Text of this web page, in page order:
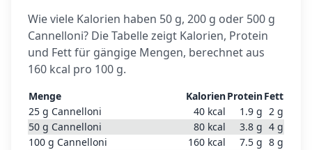
Wie viele Kalorien haben 50 g, 200 g oder 500 g
Cannelloni? Die Tabelle zeigt Kalorien, Protein
und Fett für gängige Mengen, berechnet aus
160 kcal pro 100 g.
Menge KalorienProteinFett
25 g Cannelloni 40 kcal 1.9 g 2 g
50 g Cannelloni 80 kcal 3.8 g 4 g
100 g Cannelloni 160 kcal 7.5 g 8 g